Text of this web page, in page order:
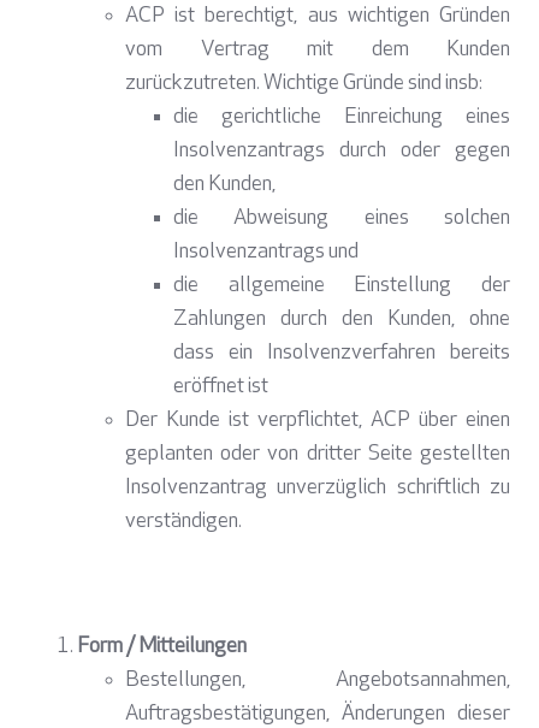
ACP ist berechtigt, aus wichtigen Gründen
vom Vertrag mit dem Kunden
zurückzutreten. Wichtige Gründe sind insb:
die gerichtliche Einreichung eines
Insolvenzantrags durch oder gegen
den Kunden,
die Abweisung eines solchen
Insolvenzantrags und
die allgemeine Einstellung der
Zahlungen durch den Kunden, ohne
dass ein Insolvenzverfahren bereits
eröffnet ist
Der Kunde ist verpflichtet, ACP über einen
geplanten oder von dritter Seite gestellten
Insolvenzantrag unverzüglich schriftlich zu
verständigen.
Form / Mitteilungen
Bestellungen, Angebotsannahmen,
Auftragsbestätigungen, Änderungen dieser